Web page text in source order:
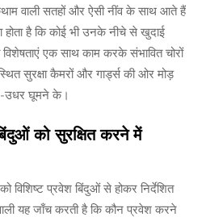
वाली सतहों और ऐसी नींव के साथ आते हैं
होता है कि कोई भी उनके नीचे से खुदाई
एक साथ काम करके संभावित चोरों
सुरक्षा कैमरों और गार्ड्स की ओर मोड़
उधर घूमने के।
को सुरक्षित करने में
विशिष्ट प्रवेश बिंदुओं से होकर निर्देशित
यह जाँच करती है कि कौन प्रवेश करने